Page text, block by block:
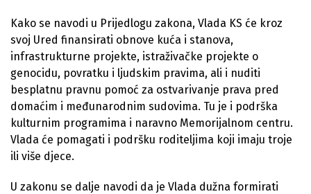
Kako se navodi u Prijedlogu zakona, Vlada KS će kroz
svoj Ured finansirati obnove kuća i stanova,
infrastrukturne projekte, istraživačke projekte o
genocidu, povratku i ljudskim pravima, ali i nuditi
besplatnu pravnu pomoć za ostvarivanje prava pred
domaćim i međunarodnim sudovima. Tu je i podrška
kulturnim programima i naravno Memorijalnom centru.
Vlada će pomagati i podršku roditeljima koji imaju troje
ili više djece.
U zakonu se dalje navodi da je Vlada dužna formirati